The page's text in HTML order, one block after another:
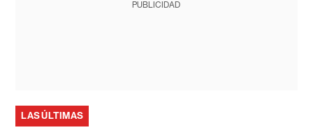
PUBLICIDAD
LAS ÚLTIMAS